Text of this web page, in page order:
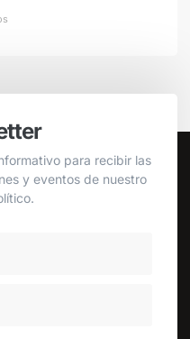
para recibir las
y eventos de nuestro